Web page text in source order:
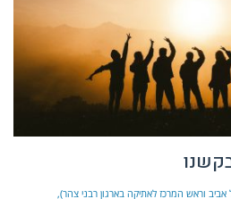
וראש המרכז לאתיקה בארגון רבני צהר)